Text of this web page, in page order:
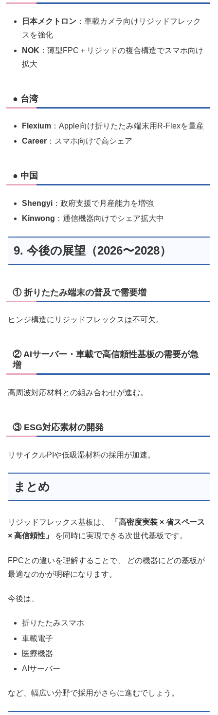
日本メクトロン ：車載カメラ向けリジッドフレック
スを強化
NOK ：薄型FPC＋リジッドの複合構造でスマホ向け
拡大
● 台湾
Flexium ：Apple向け折りたたみ端末用R-Flexを量産
Career ：スマホ向けで高シェア
● 中国
Shengyi ：政府支援で月産能力を増強
Kinwong ：通信機器向けでシェア拡大中
9. 今後の展望（2026〜2028）
① 折りたたみ端末の普及で需要増
ヒンジ構造にリジッドフレックスは不可欠。
② AIサーバー・車載で高信頼性基板の需要が急
増
高周波対応材料との組み合わせが進む。
③ ESG対応素材の開発
リサイクルPIや低吸湿材料の採用が加速。
まとめ
リジッドフレックス基板は、
「高密度実装 × 省スペース
× 高信頼性」
を同時に実現できる次世代基板です。
FPCとの違いを理解することで、 どの機器にどの基板が
最適なのかが明確になります。
今後は、
折りたたみスマホ
車載電子
医療機器
AIサーバー
など、幅広い分野で採用がさらに進むでしょう。